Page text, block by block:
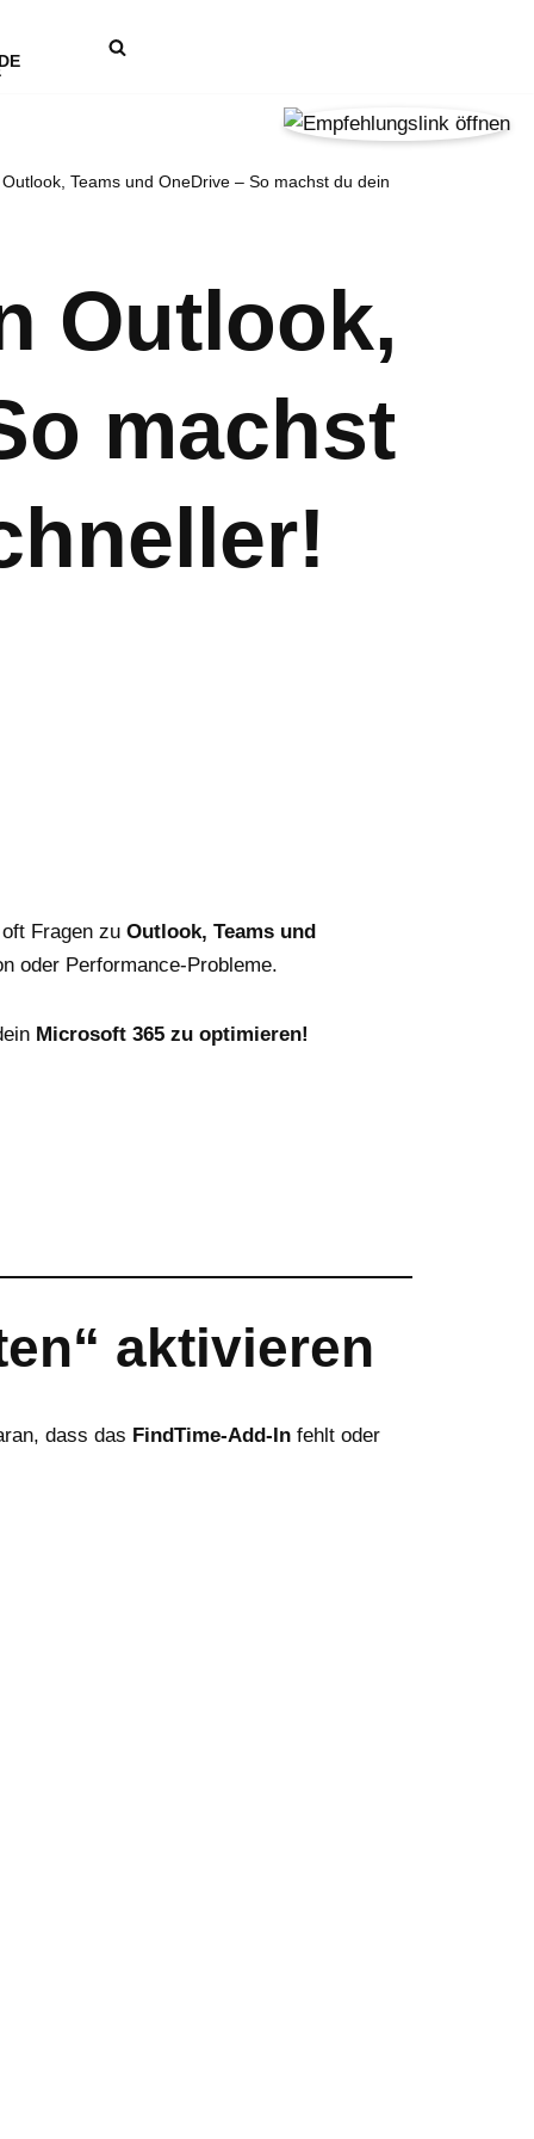
Teams und OneDrive – So machst du dein
Outlook,
machst
Fragen zu Outlook, Teams und
oder Performance-Probleme.
Microsoft 365 zu optimieren!
aktivieren
dass das FindTime-Add-In fehlt oder